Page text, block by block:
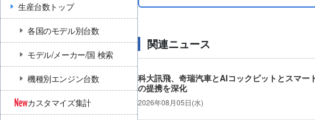
生産台数トップ
各国のモデル別台数
モデル/メーカー/国 検索
機種別エンジン台数
カスタマイズ集計
関連ニュース
科大訊飛、奇瑞汽車とAIコックピットとスマー
の提携を深化
2026年08月05日(水)